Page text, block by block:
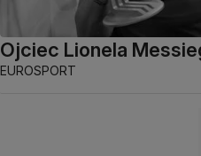
Ojciec Lionela
EUROSPORT